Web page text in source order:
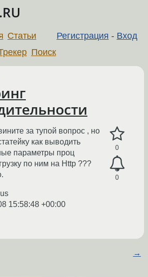
Регистрация - Вход
Статьи
Поиск
0
0
за тупой вопрос , но
как выводить
параметры проц
по ним на Http ???
15:58:48 +00:00
→